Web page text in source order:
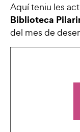
Aquí teniu les
Biblioteca
del mes de